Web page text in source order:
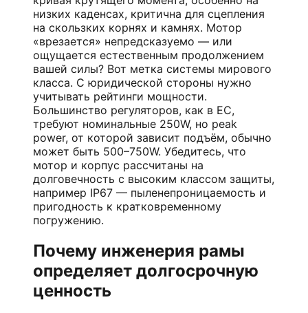
низких каденсах, критична для сцепления
на скользких корнях и камнях. Мотор
«врезается» непредсказуемо — или
ощущается естественным продолжением
вашей силы? Вот метка системы мирового
класса. С юридической стороны нужно
учитывать рейтинги мощности.
Большинство регуляторов, как в ЕС,
требуют номинальные 250W, но peak
power, от которой зависит подъём, обычно
может быть 500–750W. Убедитесь, что
мотор и корпус рассчитаны на
долговечность с высоким классом защиты,
например IP67 — пыленепроницаемость и
пригодность к кратковременному
погружению.
Почему инженерия рамы
определяет долгосрочную
ценность